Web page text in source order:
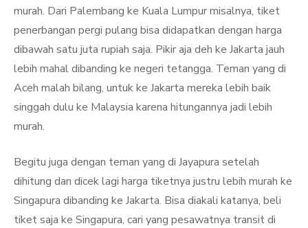
murah. Dari Palembang ke Kuala Lumpur misalnya, tiket
penerbangan pergi pulang bisa didapatkan dengan harga
dibawah satu juta rupiah saja. Pikir aja deh ke Jakarta jauh
lebih mahal dibanding ke negeri tetangga. Teman yang di
Aceh malah bilang, untuk ke Jakarta mereka lebih baik
singgah dulu ke Malaysia karena hitungannya jadi lebih
murah.
Begitu juga dengan teman yang di Jayapura setelah
dihitung dan dicek lagi harga tiketnya justru lebih murah ke
Singapura dibanding ke Jakarta. Bisa diakali katanya, beli
tiket saja ke Singapura, cari yang pesawatnya transit di